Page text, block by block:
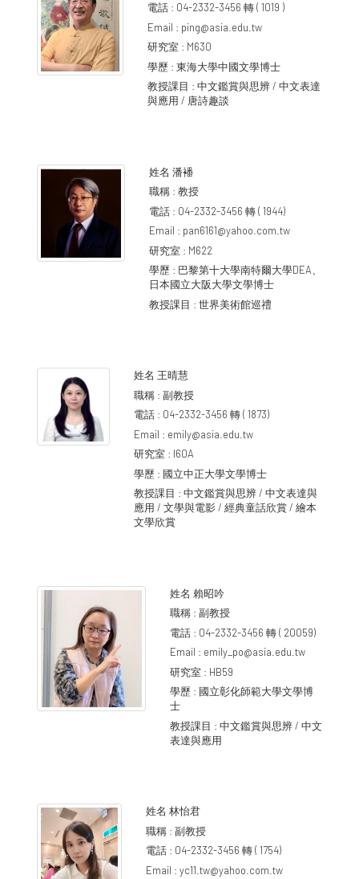
電話 : 04-2332-3456 轉 ( 1019 )
Email : ping@asia.edu.tw
研究室 : M630
學歷 : 東海大學中國文學博士
教授課目 : 中文鑑賞與思辨 / 中文表達
與應用 / 唐詩趣談
姓名 潘襎
職稱 : 教授
電話 : 04-2332-3456 轉 ( 1944)
Email : pan6161@yahoo.com.tw
研究室 : M622
學歷 : 巴黎第十大學南特爾大學DEA、
日本國立大阪大學文學博士
教授課目 : 世界美術館巡禮
姓名 王晴慧
職稱 : 副教授
電話 : 04-2332-3456 轉 ( 1873)
Email : emily@asia.edu.tw
研究室 : I60A
學歷 : 國立中正大學文學博士
教授課目 : 中文鑑賞與思辨 / 中文表達與
應用 / 文學與電影 / 經典童話欣賞 / 繪本
文學欣賞
姓名 賴昭吟
職稱 : 副教授
電話 : 04-2332-3456 轉 ( 20059)
Email : emily_po@asia.edu.tw
研究室 : HB59
學歷 : 國立彰化師範大學文學博
士
教授課目 : 中文鑑賞與思辨 / 中文
表達與應用
姓名 林怡君
職稱 : 副教授
電話 : 04-2332-3456 轉 ( 1754)
Email : yc11.tw@yahoo.com.tw